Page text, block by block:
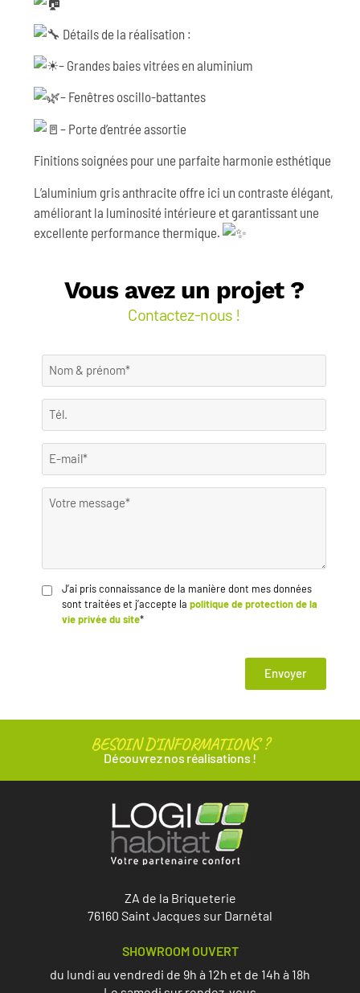
Détails de la réalisation :
– Grandes baies vitrées en aluminium
– Fenêtres oscillo-battantes
– Porte d’entrée assortie
Finitions soignées pour une parfaite harmonie esthétique
L’aluminium gris anthracite offre ici un contraste élégant,
améliorant la luminosité intérieure et garantissant une
excellente performance thermique.
Vous avez un projet ?
Contactez-nous !
J’ai pris connaissance de la manière dont mes données
sont traitées et j’accepte lapolitique de protection de la
vie privée du site*
Envoyer
BESOIN D'INFORMATIONS ?
Découvrez nos réalisations !
ZA de la Briqueterie
76160 Saint Jacques sur Darnétal
SHOWROOM OUVERT
du lundi au vendredi de 9h à 12h et de 14h à 18h